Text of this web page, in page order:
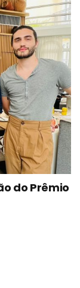
do Prêmio